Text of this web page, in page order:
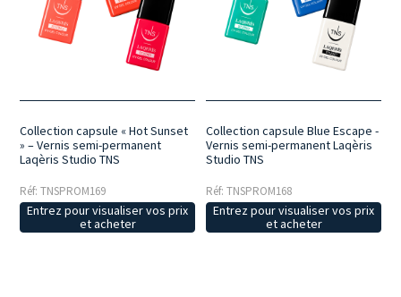
Collection capsule « Hot Sunset
» – Vernis semi-permanent
Laqèris Studio TNS
Réf: TNSPROM169
Entrez pour visualiser vos prix
et acheter
Collection capsule Blue Escape -
Vernis semi-permanent Laqèris
Studio TNS
Réf: TNSPROM168
Entrez pour visualiser vos prix
et acheter